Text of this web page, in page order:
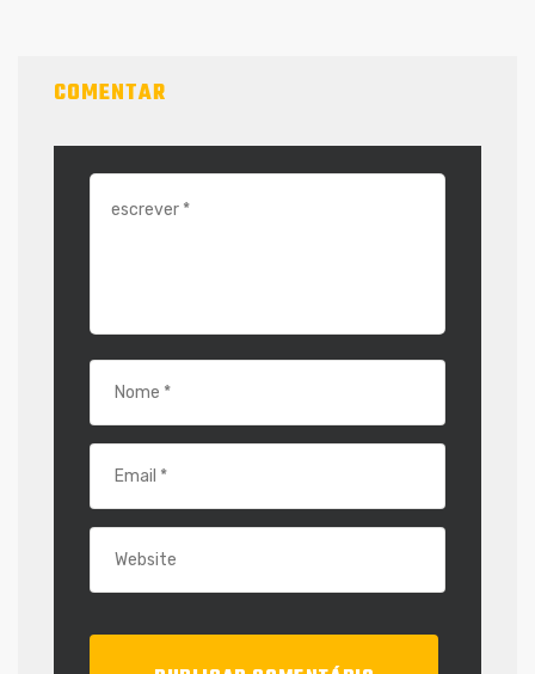
COMENTAR